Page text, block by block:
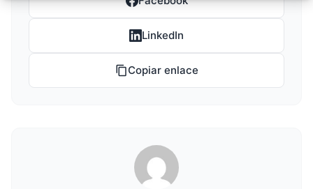
LinkedIn
Copiar enlace